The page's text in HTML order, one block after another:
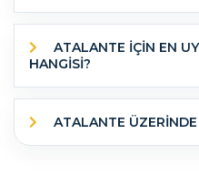
HANGISI?
ATALANTE